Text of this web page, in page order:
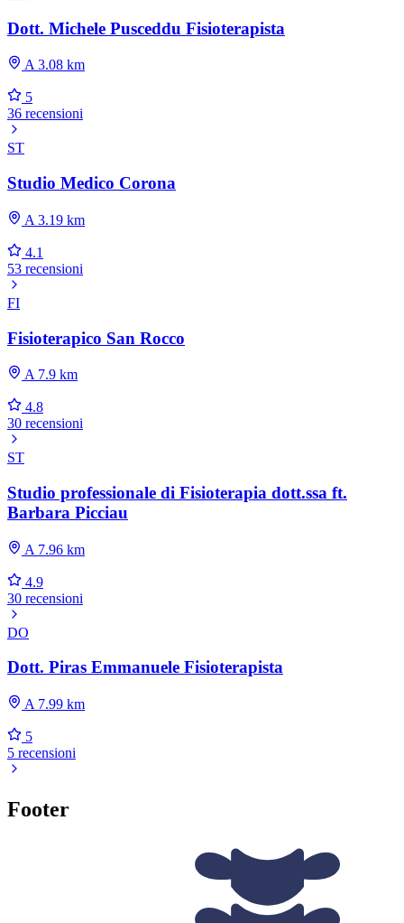
Dott. Michele Pusceddu Fisioterapista
A 3.08 km
5
36 recensioni
ST
Studio Medico Corona
A 3.19 km
4.1
53 recensioni
FI
Fisioterapico San Rocco
A 7.9 km
4.8
30 recensioni
ST
Studio professionale di Fisioterapia dott.ssa ft.
Barbara Picciau
A 7.96 km
4.9
30 recensioni
DO
Dott. Piras Emmanuele Fisioterapista
A 7.99 km
5
5 recensioni
Footer